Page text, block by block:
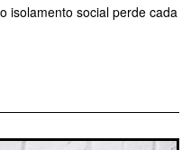
isolamento social perde cada